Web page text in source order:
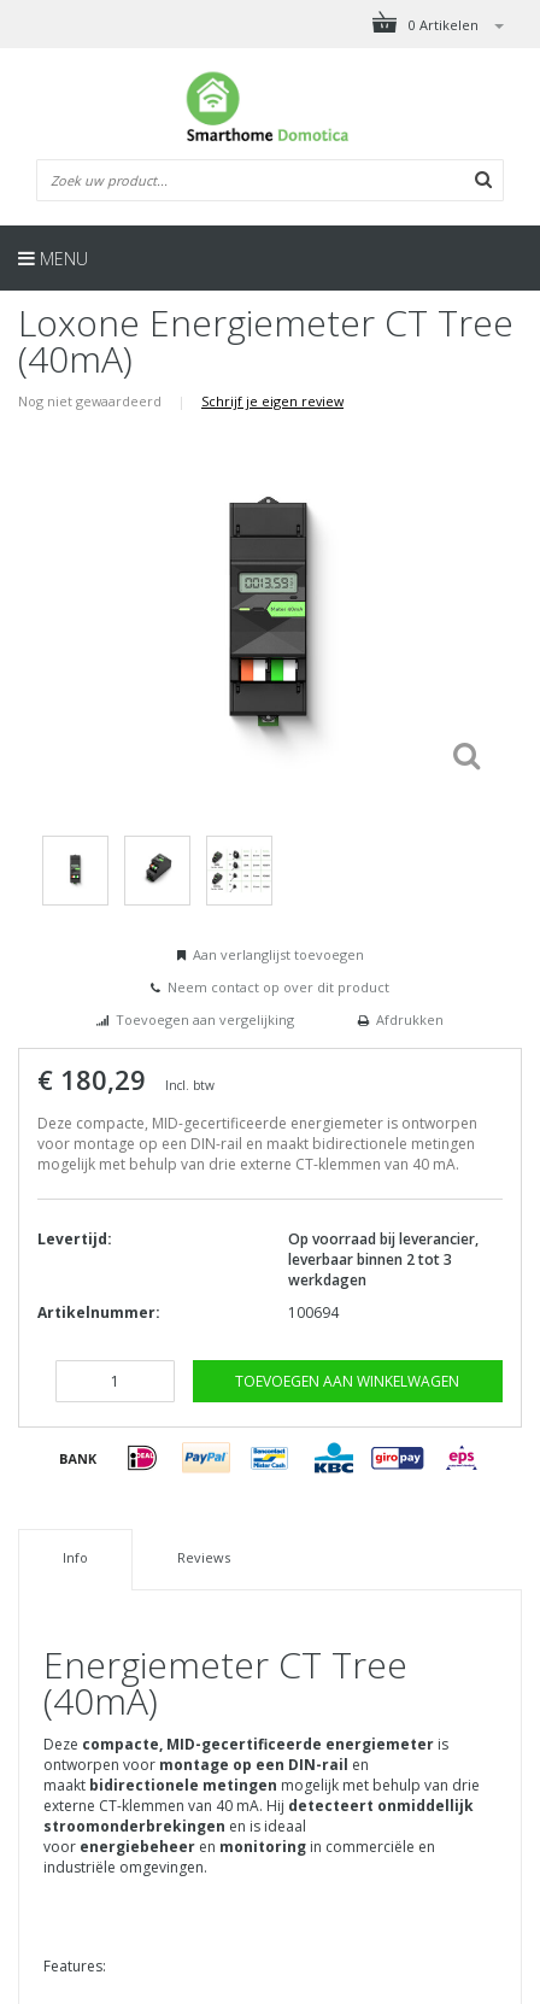
0 Artikelen
MENU
Loxone Energiemeter CT Tree
(40mA)
Nog niet gewaardeerd | Schrijf je eigen review
Aan verlanglijst toevoegen
Neem contact op over dit product
Toevoegen aan vergelijking
Afdrukken
€ 180,29 Incl. btw
Deze compacte, MID-gecertificeerde energiemeter is ontworpen
voor montage op een DIN-rail en maakt bidirectionele metingen
mogelijk met behulp van drie externe CT-klemmen van 40 mA.
Levertijd:
Op voorraad bij leverancier,
leverbaar binnen 2 tot 3
werkdagen
Artikelnummer:
100694
TOEVOEGEN AAN WINKELWAGEN
Info Reviews
Energiemeter CT Tree
(40mA)
Deze compacte, MID-gecertificeerde energiemeter is
ontworpen voor montage op een DIN-rail en
maakt bidirectionele metingen mogelijk met behulp van drie
externe CT-klemmen van 40 mA. Hij detecteert onmiddellijk
stroomonderbrekingen en is ideaal
voor energiebeheer en monitoring in commerciële en
industriële omgevingen.
Features: